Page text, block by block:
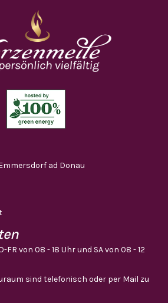
ad Donau
von 08 - 18 Uhr und SA von 08 - 12
sind telefonisch oder per Mail zu